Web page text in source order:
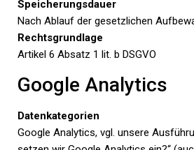
Speicherungsdauer
Nach Ablauf der gesetzlichen
Rechtsgrundlage
Artikel 6 Absatz 1 lit. b DSGVO
Google Analytics
Datenkategorien
Google Analytics, vgl. unsere